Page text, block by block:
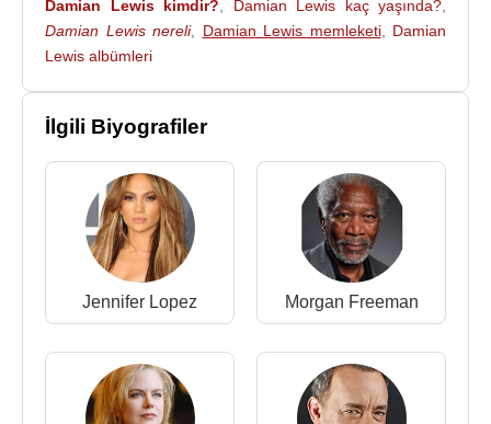
2013 - Romeo And Juliet (Lord Capulet) (Sinema
Filmi)
2011 - 2015 - Homeland (Nicholas Brody) (TV
Dizisi)
2011 - Ekselânsları (Boremont) (Sinema Filmi)
2011 - Stolen (Anthony Carter) (TV Dizisi)
2011 - Babam İçin (Gareth) (Sinema Filmi)
2008 - The Escapist (Rizza) (Sinema Filmi)
2008 - The Baker (Milo) (Sinema Filmi)
2007 - 2009 - Life (Charlie Crews) (TV Dizisi)
2006 - Şimşekkıran (Yassen Gregorovich) (Sinema
2006 - The Situation (Dan Murphy) (Sinema Filmi)
Damian Lewis kimdir?
Damian Lewis kaç yaşında?
Damian Lewis nereli, Damian Lewis memleketi, Damian
Lewis albümleri
İlgili Biyografiler
Jennifer Lopez Morgan Freeman